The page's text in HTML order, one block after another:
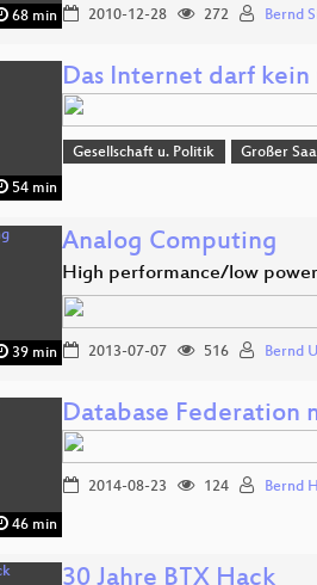
68 min 2010-12-28 272 Bernd
54 min
Das Internet darf
Gesellschaft u. Politik Großer
39 min
Analog Computing
High performance/low
2013-07-07 516 Bernd
46 min
Database Federation
2014-08-23 124 Bernd